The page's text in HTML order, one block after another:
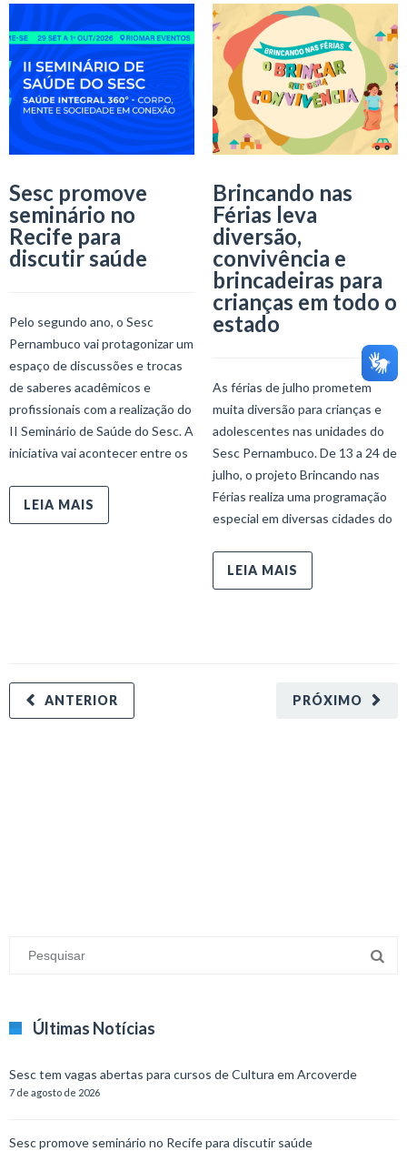
Sesc promove
seminário no
Recife para
discutir saúde
Pelo segundo ano, o Sesc
Pernambuco vai protagonizar um
espaço de discussões e trocas
de saberes acadêmicos e
profissionais com a realização do
II Seminário de Saúde do Sesc. A
iniciativa vai acontecer entre os
LEIA MAIS
Brincando nas
Férias leva
diversão,
convivência e
brincadeiras para
crianças em todo o
estado
As férias de julho prometem
muita diversão para crianças e
adolescentes nas unidades do
Sesc Pernambuco. De 13 a 24 de
julho, o projeto Brincando nas
Férias realiza uma programação
especial em diversas cidades do
LEIA MAIS
PRÓXIMO
ANTERIOR
Últimas Notícias
Sesc tem vagas abertas para cursos de Cultura em Arcoverde
7 de agosto de 2026
Sesc promove seminário no Recife para discutir saúde